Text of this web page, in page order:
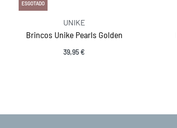
ESGOTADO
UNIKE
Brincos Unike Pearls Golden
39,95€